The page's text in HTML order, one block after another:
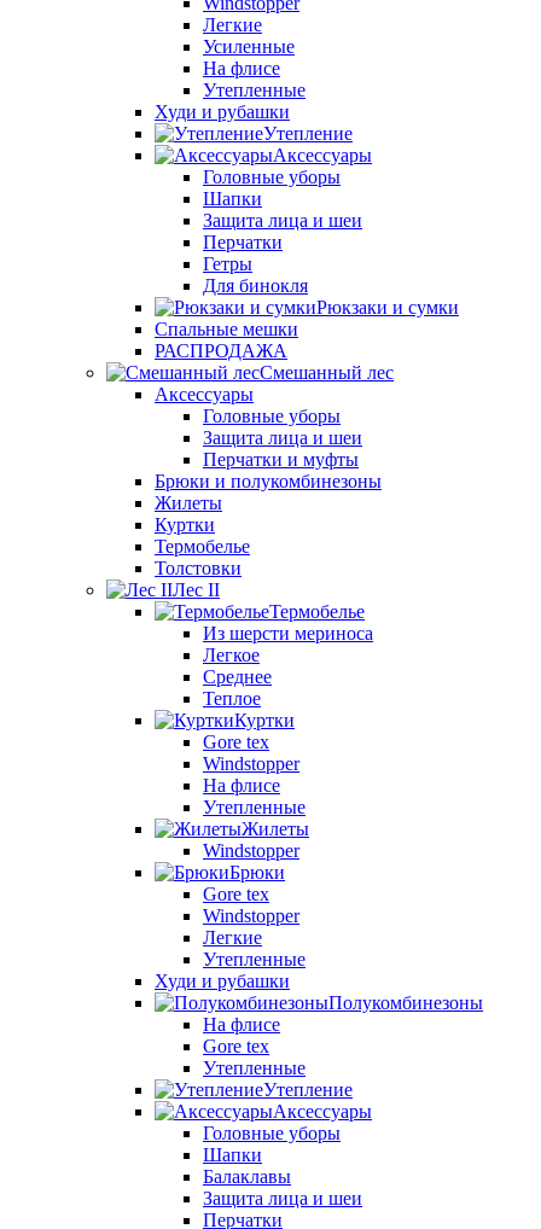
Легкие
Усиленные
На флисе
Утепленные
Худи и рубашки
Утепление
Аксессуары
Головные уборы
Шапки
Защита лица и шеи
Перчатки
Гетры
Для бинокля
Рюкзаки и сумки
Спальные мешки
РАСПРОДАЖА
Смешанный лес
Аксессуары
Головные уборы
Защита лица и шеи
Перчатки и муфты
Брюки и полукомбинезоны
Жилеты
Куртки
Термобелье
Толстовки
Лес II
Термобелье
Из шерсти мериноса
Легкое
Среднее
Теплое
Куртки
Gore tex
Windstopper
На флисе
Утепленные
Жилеты
Windstopper
Брюки
Gore tex
Windstopper
Легкие
Утепленные
Худи и рубашки
Полукомбинезоны
На флисе
Gore tex
Утепленные
Утепление
Аксессуары
Головные уборы
Шапки
Балаклавы
Защита лица и шеи
Перчатки